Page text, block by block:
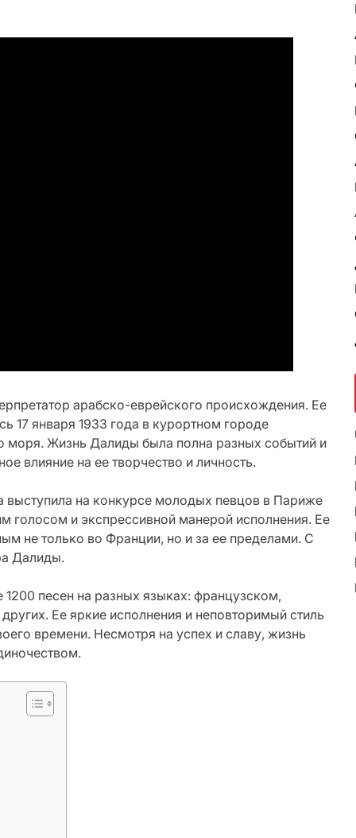
арабско-еврейского происхождения. Ее
17 января 1933 года в курортном городе
моря. Жизнь Далиды была полна разных событий и
влияние на ее творчество и личность.
выступила на конкурсе молодых певцов в Париже
и экспрессивной манерой исполнения. Ее
не только во Франции, но и за ее пределами. С
Далиды.
песен на разных языках: французском,
Ее яркие исполнения и неповторимый стиль
времени. Несмотря на успех и славу, жизнь